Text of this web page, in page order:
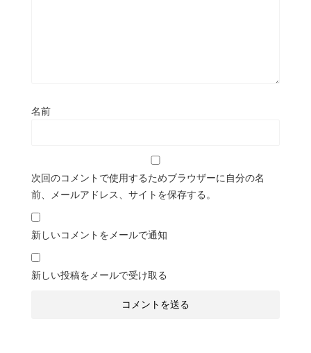
名前
次回のコメントで使用するためブラウザーに自分の名
前、メールアドレス、サイトを保存する。
新しいコメントをメールで通知
新しい投稿をメールで受け取る